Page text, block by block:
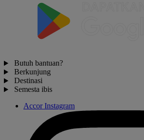
Butuh bantuan?
Berkunjung
Destinasi
Semesta ibis
Accor Instagram